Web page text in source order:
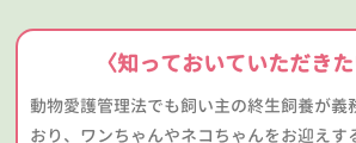
〈知っておいていただきた
動物愛護管理法でも飼い主の終生飼養が義
おり、ワンちゃんやネコちゃんをお迎えす